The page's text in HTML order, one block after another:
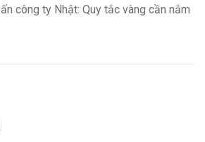
công ty Nhật: Quy tắc vàng cần nắm